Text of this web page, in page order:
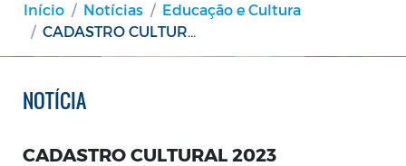
Início Notícias
Educação e Cultura
CADASTRO CULTURAL 2023
NOTÍCIA
CADASTRO CULTURAL 2023